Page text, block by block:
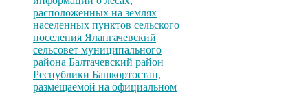
расположенных на землях
населенных пунктов сельского
поселения Ялангачевский
сельсовет муниципального
района Балтачевский район
Республики Башкортостан,
размещаемой на официальном